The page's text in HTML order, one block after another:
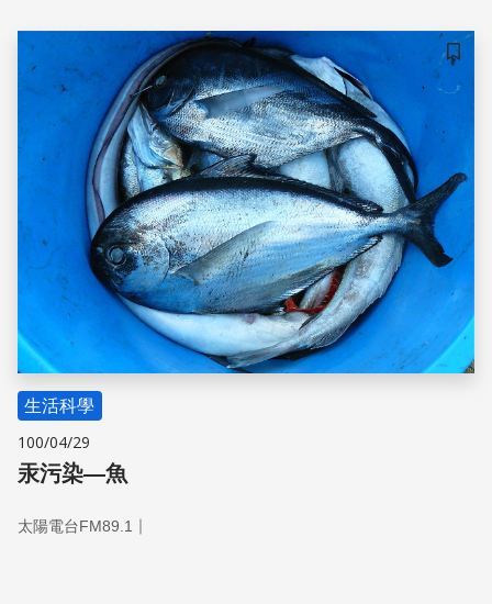
儲存
生活科學
100/04/29
汞污染—魚
太陽電台FM89.1 ｜